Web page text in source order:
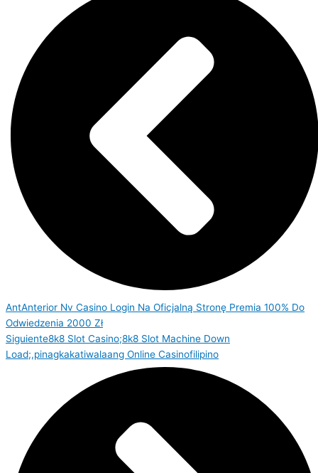
AntAnterior Nv Casino Login Na Oficjalną Stronę Premia 100% Do
Odwiedzenia 2000 Zł
Siguiente8k8 Slot Casino;8k8 Slot Machine Down
Load;,pinagkakatiwalaang Online Casinofilipino